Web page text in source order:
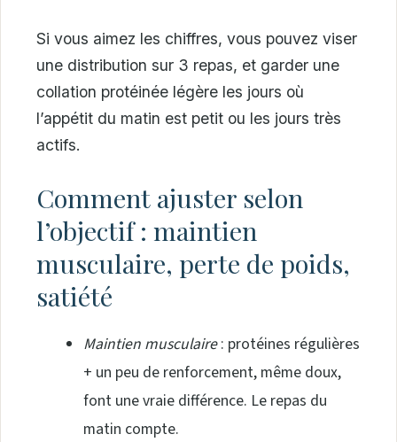
Si vous aimez les chiffres, vous pouvez viser
une distribution sur 3 repas, et garder une
collation protéinée légère les jours où
l’appétit du matin est petit ou les jours très
actifs.
Comment ajuster selon
l’objectif : maintien
musculaire, perte de poids,
satiété
Maintien musculaire: protéines régulières
+ un peu de renforcement, même doux,
font une vraie différence. Le repas du
matin compte.